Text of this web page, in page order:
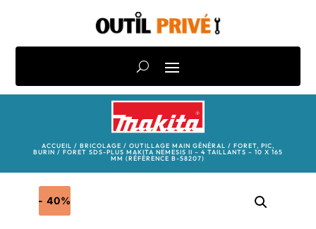
ACCUEIL / BRICOLAGE / OUTILLAGE MAIN GÉNÉRAL / FORET, PIC,
BURIN / FORET SDS-PLUS MAKITA NEMESIS II – 4 TAILLANTS – 10 X 165
MM (RÉFÉRENCE B-58207)
- 40%